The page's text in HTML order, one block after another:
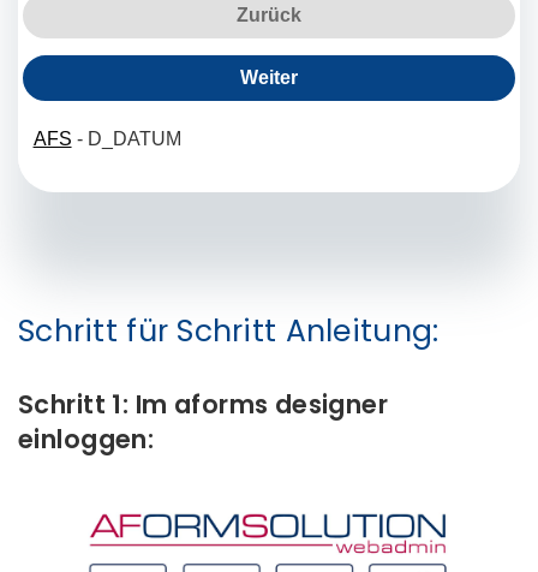
Schritt für Schritt Anleitung:
Schritt 1: Im aforms designer
einloggen: